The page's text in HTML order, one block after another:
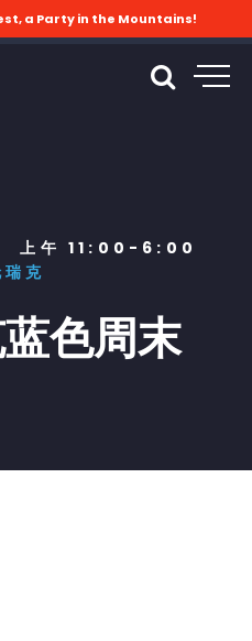
a Party in the Mountains!
上午 11:00-6:00
克
色周末